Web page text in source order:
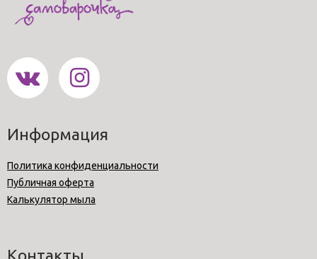
Информация
Политика конфиденциальности
Публичная оферта
Калькулятор мыла
Контакты